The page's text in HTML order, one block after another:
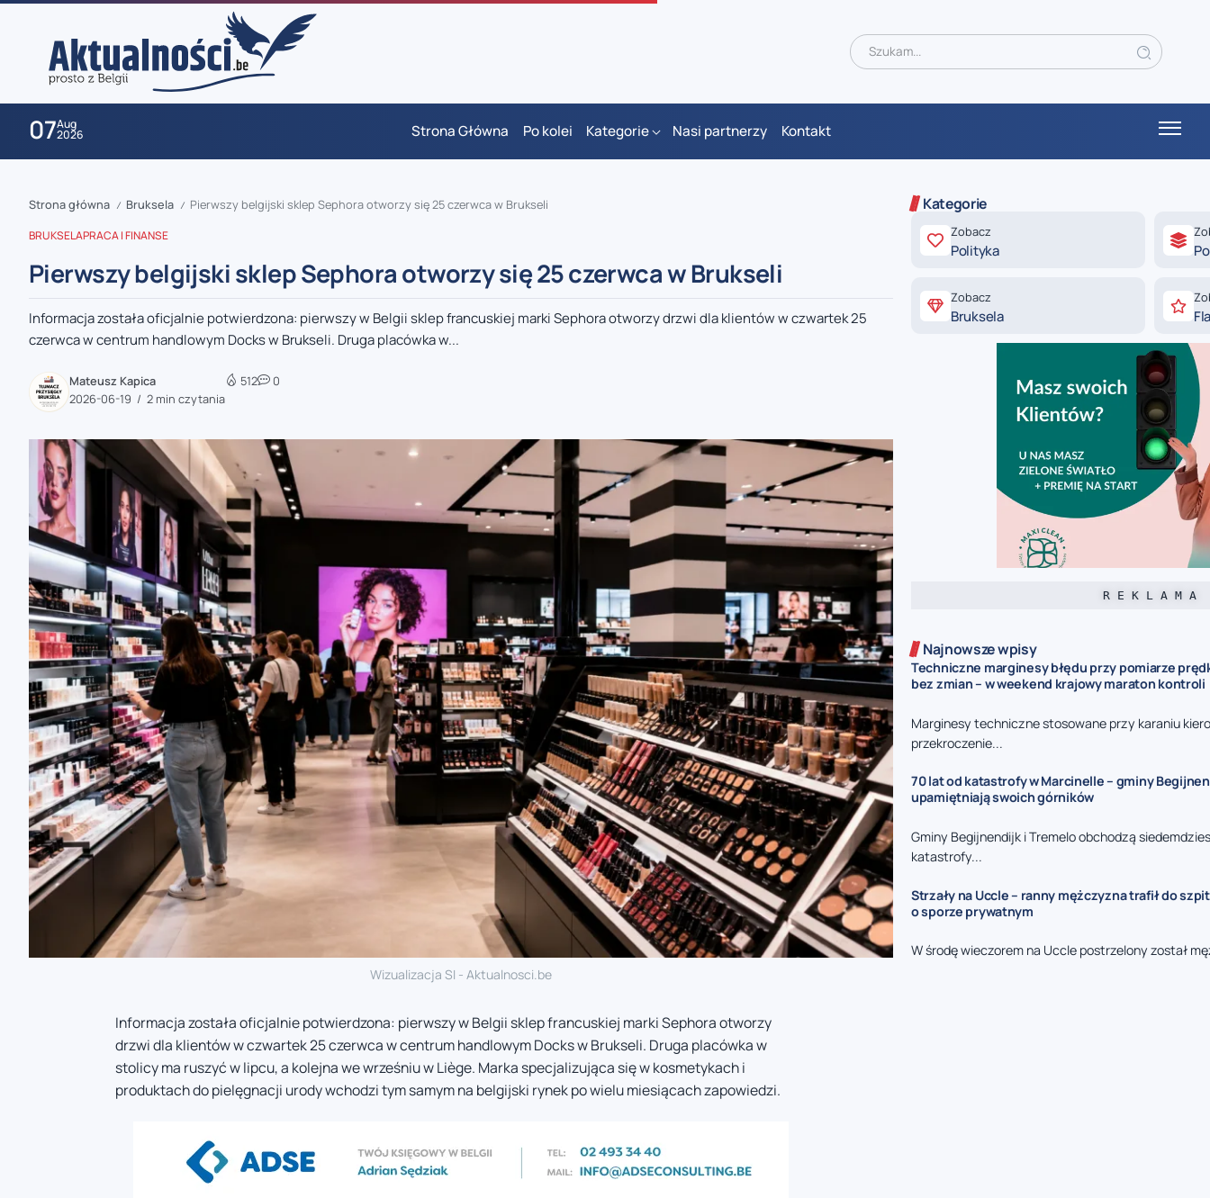
07Aug
2026 Strona Główna Po kolei Kategorie Nasi partnerzy Kontakt
zaobserwuj nas
zaobserwuj nas
zaobserwuj nas
zaobserwuj nas
zaobserwuj nas
Strona główna / Bruksela / Pierwszy belgijski sklep Sephora otworzy się 25 czerwca w Brukseli
BRUKSELAPRACA I FINANSE
Pierwszy belgijski sklep Sephora otworzy się 25 czerwca w Brukseli
Informacja została oficjalnie potwierdzona: pierwszy w Belgii sklep francuskiej marki Sephora otworzy drzwi dla klientów w czwartek 25
czerwca w centrum handlowym Docks w Brukseli. Druga placówka w...
Mateusz Kapica
2026-06-19
2 min czytania
512 0
Wizualizacja SI - Aktualnosci.be
Informacja została oficjalnie potwierdzona: pierwszy w Belgii sklep francuskiej marki Sephora otworzy
drzwi dla klientów w czwartek 25 czerwca w centrum handlowym Docks w Brukseli. Druga placówka w
stolicy ma ruszyć w lipcu, a kolejna we wrześniu w Liège. Marka specjalizująca się w kosmetykach i
produktach do pielęgnacji urody wchodzi tym samym na belgijski rynek po wielu miesiącach zapowiedzi.
Kategorie
Zobacz
Polityka
Zobacz
Bruksela
R E K L A M A
Najnowsze wpisy
Techniczne marginesy błędu przy pomiarze
bez zmian – w weekend krajowy maraton kontroli
Marginesy techniczne stosowane przy karaniu
przekroczenie...
70 lat od katastrofy w Marcinelle – gminy
upamiętniają swoich górników
Gminy Begijnendijk i Tremelo obchodzą
katastrofy...
Strzały na Uccle – ranny mężczyzna trafił do
o sporze prywatnym
W środę wieczorem na Uccle postrzelony został